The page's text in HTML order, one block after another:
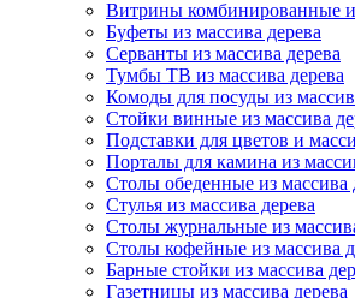
Витрины комбинированные
Буфеты из массива дерева
Серванты из массива дерева
Тумбы ТВ из массива дерева
Комоды для посуды из
Стойки винные из массива
Подставки для цветов и
Порталы для камина из
Столы обеденные из массива
Стулья из массива дерева
Столы журнальные из
Столы кофейные из массива
Барные стойки из массива
Газетницы из массива дерева